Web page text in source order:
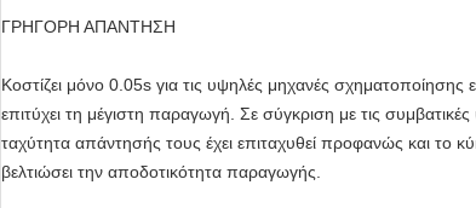
ΓΡΗΓΟΡΗ ΑΠΑΝΤΗΣΗ
Κοστίζει μόνο 0.05s για τις υψηλές μηχανές
επιτύχει τη μέγιστη παραγωγή. Σε σύγκριση με τις
ταχύτητα απάντησής τους έχει επιταχυθεί προφανώς και το
βελτιώσει την αποδοτικότητα παραγωγής.